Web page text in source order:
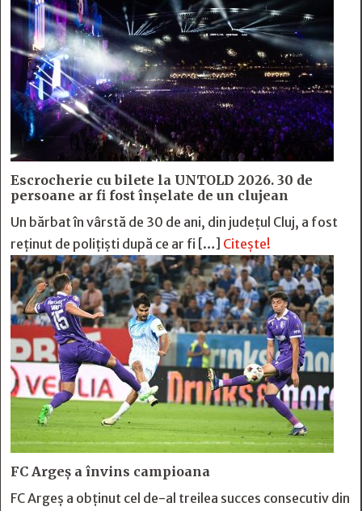
Escrocherie cu bilete la UNTOLD 2026. 30 de
persoane ar fi fost înșelate de un clujean
Un bărbat în vârstă de 30 de ani, din județul Cluj, a fost
reținut de polițiști după ce ar fi […] Citește!
FC Argeş a învins campioana
FC Argeş a obţinut cel de-al treilea succes consecutiv din